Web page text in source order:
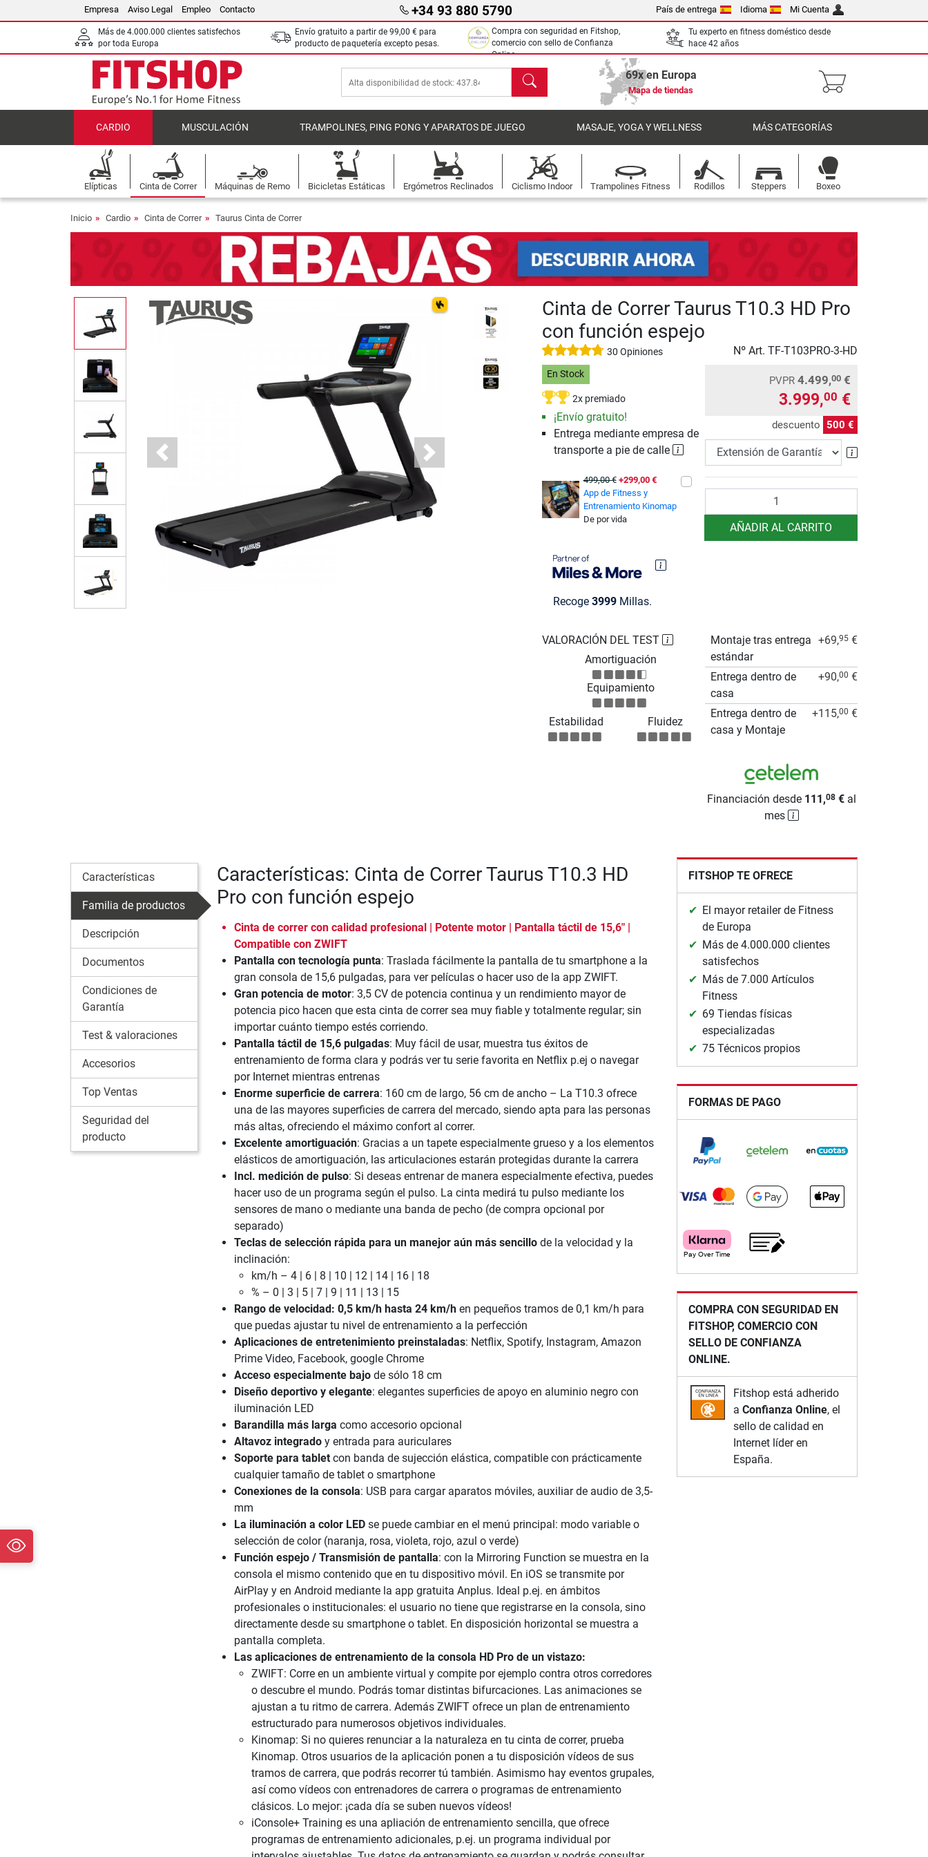
Empresa Aviso Legal Empleo Contacto +34 93 880 5790 País de entrega Idioma Mi Cuenta
Más de 4.000.000 clientes satisfechos
por toda Europa
Envío gratuito a partir de 99,00 € para
producto de paquetería excepto pesas.
Compra con seguridad en Fitshop,
comercio con sello de Confianza
Online.
Tu experto en fitness doméstico desde
hace 42 años
Buscar 69x en Europa
Mapa de tiendas
CARDIO MUSCULACIÓN TRAMPOLINES, PING PONG Y APARATOS DE JUEGO MASAJE, YOGA Y WELLNESS MÁS CATEGORÍAS
Elípticas Cinta de Correr Máquinas de Remo Bicicletas Estáticas Ergómetros Reclinados Ciclismo Indoor Trampolines Fitness Rodillos Steppers Boxeo
Inicio Cardio Cinta de Correr Taurus Cinta de Correr
Previous Next
Cinta de Correr Taurus T10.3 HD Pro
con función espejo
30 Opiniones Nº Art. TF-T103PRO-3-HD
En Stock
2x premiado
¡Envío gratuito!
Entrega mediante empresa de
transporte a pie de calle
499,00 € +299,00 €
App de Fitness y
Entrenamiento Kinomap
De por vida
Recoge 3999Millas.
PVPR 4.499,00 €
3.999,00 €
descuento 500 €
Extensión de
AÑADIR AL CARRITO
VALORACIÓN DEL TEST
Amortiguación
Equipamiento
Estabilidad Fluidez
Montaje tras entrega
estándar
+69,95 €
Entrega dentro de
casa
+90,00 €
Entrega dentro de
casa y Montaje
+115,00 €
Financiación desde 111,08€al
mes
Características
Familia de productos
Descripción
Documentos
Condiciones de
Garantía
Test & valoraciones
Accesorios
Top Ventas
Seguridad del
producto
Características: Cinta de Correr Taurus T10.3 HD
Pro con función espejo
Cinta de correr con calidad profesional | Potente motor | Pantalla táctil de 15,6" |
Compatible con ZWIFT
Pantalla con tecnología punta: Traslada fácilmente la pantalla de tu smartphone a la
gran consola de 15,6 pulgadas, para ver películas o hacer uso de la app ZWIFT.
Gran potencia de motor: 3,5 CV de potencia continua y un rendimiento mayor de
potencia pico hacen que esta cinta de correr sea muy fiable y totalmente regular; sin
importar cuánto tiempo estés corriendo.
Pantalla táctil de 15,6 pulgadas: Muy fácil de usar, muestra tus éxitos de
entrenamiento de forma clara y podrás ver tu serie favorita en Netflix p.ej o navegar
por Internet mientras entrenas
Enorme superficie de carrera: 160 cm de largo, 56 cm de ancho – La T10.3 ofrece
una de las mayores superficies de carrera del mercado, siendo apta para las personas
más altas, ofreciendo el máximo confort al correr.
Excelente amortiguación: Gracias a un tapete especialmente grueso y a los elementos
elásticos de amortiguación, las articulaciones estarán protegidas durante la carrera
Incl. medición de pulso: Si deseas entrenar de manera especialmente efectiva, puedes
hacer uso de un programa según el pulso. La cinta medirá tu pulso mediante los
sensores de mano o mediante una banda de pecho (de compra opcional por
separado)
Teclas de selección rápida para un manejor aún más sencillode la velocidad y la
inclinación:
km/h – 4 | 6 | 8 | 10 | 12 | 14 | 16 | 18
% – 0 | 3 | 5 | 7 | 9 | 11 | 13 | 15
Rango de velocidad: 0,5 km/h hasta 24 km/hen pequeños tramos de 0,1 km/h para
que puedas ajustar tu nivel de entrenamiento a la perfección
Aplicaciones de entretenimiento preinstaladas: Netflix, Spotify, Instagram, Amazon
Prime Video, Facebook, google Chrome
Acceso especialmente bajode sólo 18 cm
Diseño deportivo y elegante: elegantes superficies de apoyo en aluminio negro con
iluminación LED
Barandilla más larga como accesorio opcional
Altavoz integradoy entrada para auriculares
Soporte para tabletcon banda de sujección elástica, compatible con prácticamente
cualquier tamaño de tablet o smartphone
Conexiones de la consola: USB para cargar aparatos móviles, auxiliar de audio de 3,5-
mm
La iluminación a color LEDse puede cambiar en el menú principal: modo variable o
selección de color (naranja, rosa, violeta, rojo, azul o verde)
Función espejo / Transmisión de pantalla: con la Mirroring Function se muestra en la
consola el mismo contenido que en tu dispositivo móvil. En iOS se transmite por
AirPlay y en Android mediante la app gratuita Anplus. Ideal p.ej. en ámbitos
profesionales o institucionales: el usuario no tiene que registrarse en la consola, sino
directamente desde su smartphone o tablet. En disposición horizontal se muestra a
pantalla completa.
Las aplicaciones de entrenamiento de la consola HD Pro de un vistazo:
ZWIFT: Corre en un ambiente virtual y compite por ejemplo contra otros corredores
o descubre el mundo. Podrás tomar distintas bifurcaciones. Las animaciones se
ajustan a tu ritmo de carrera. Además ZWIFT ofrece un plan de entrenamiento
estructurado para numerosos objetivos individuales.
Kinomap: Si no quieres renunciar a la naturaleza en tu cinta de correr, prueba
Kinomap. Otros usuarios de la aplicación ponen a tu disposición vídeos de sus
tramos de carrera, que podrás recorrer tú también. Asimismo hay eventos grupales,
así como vídeos con entrenadores de carrera o programas de entrenamiento
clásicos. Lo mejor: ¡cada día se suben nuevos vídeos!
iConsole+ Training es una apliación de entrenamiento sencilla, que ofrece
programas de entrenamiento adicionales, p.ej. un programa individual por
FITSHOP TE OFRECE
El mayor retailer de Fitness
de Europa
Más de 4.000.000 clientes
satisfechos
Más de 7.000 Artículos
Fitness
69 Tiendas físicas
especializadas
75 Técnicos propios
FORMAS DE PAGO
COMPRA CON SEGURIDAD EN
FITSHOP, COMERCIO CON
SELLO DE CONFIANZA
ONLINE.
Fitshop está adherido
a Confianza Online, el
sello de calidad en
Internet líder en
España.